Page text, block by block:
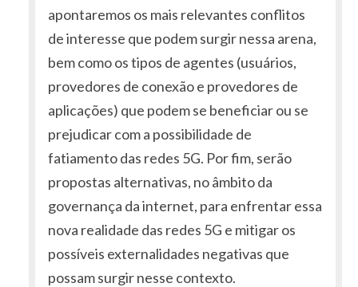
apontaremos os mais relevantes conflitos
de interesse que podem surgir nessa arena,
bem como os tipos de agentes (usuários,
provedores de conexão e provedores de
aplicações) que podem se beneficiar ou se
prejudicar com a possibilidade de
fatiamento das redes 5G. Por fim, serão
propostas alternativas, no âmbito da
governança da internet, para enfrentar essa
nova realidade das redes 5G e mitigar os
possíveis externalidades negativas que
possam surgir nesse contexto.